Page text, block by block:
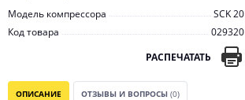
Модель компрессора
SCK 20
Код товара
029320
РАСПЕЧАТАТЬ
ОПИСАНИЕ ОТЗЫВЫ И ВОПРОСЫ (0)